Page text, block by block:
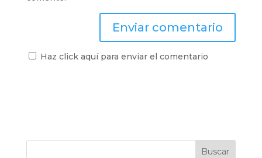
Haz click aquí para enviar el comentario